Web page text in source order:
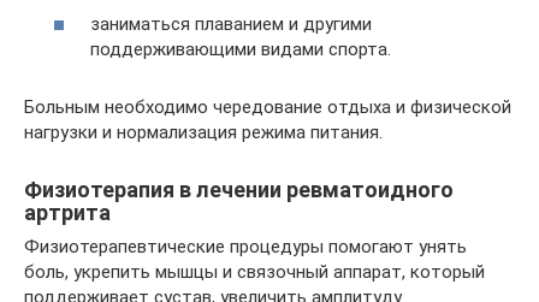
заниматься плаванием и другими
поддерживающими видами спорта.
Больным необходимо чередование отдыха и физической
нагрузки и нормализация режима питания.
Физиотерапия в лечении ревматоидного
артрита
Физиотерапевтические процедуры помогают унять
боль, укрепить мышцы и связочный аппарат, который
поддерживает сустав, увеличить амплитуду